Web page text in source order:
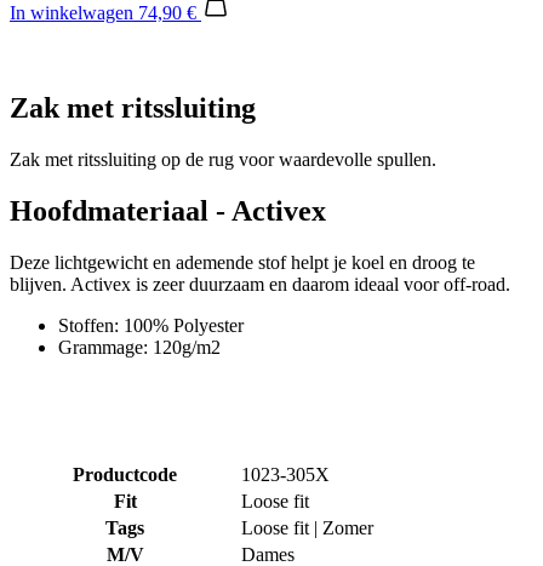
In winkelwagen 74,90 €
Zak met ritssluiting
Zak met ritssluiting op de rug voor waardevolle spullen.
Hoofdmateriaal - Activex
Deze lichtgewicht en ademende stof helpt je koel en droog te
blijven. Activex is zeer duurzaam en daarom ideaal voor off-road.
Stoffen: 100% Polyester
Grammage: 120g/m2
Productcode
1023-305X
Fit
Loose fit
Tags
Loose fit | Zomer
M/V
Dames